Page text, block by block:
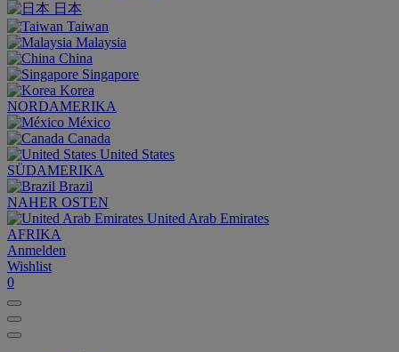
日本
Taiwan
Malaysia
China
Singapore
Korea
NORDAMERIKA
México
Canada
United States
SÜDAMERIKA
Brazil
NAHER OSTEN
United Arab Emirates
AFRIKA
Anmelden
Wishlist
0